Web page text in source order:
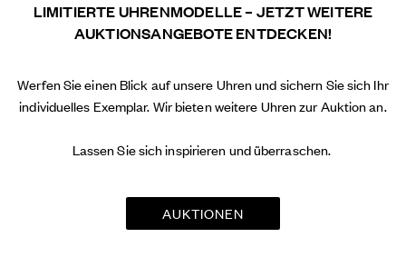
LIMITIERTE UHRENMODELLE – JETZT WEITERE
AUKTIONSANGEBOTE ENTDECKEN!
Werfen Sie einen Blick auf unsere Uhrenundsichern Sie sich Ihr
individuelles Exemplar. Wir bieten weitere Uhren zur Auktion an.
Lassen Sie sich inspirieren und überraschen.
AUKTIONEN